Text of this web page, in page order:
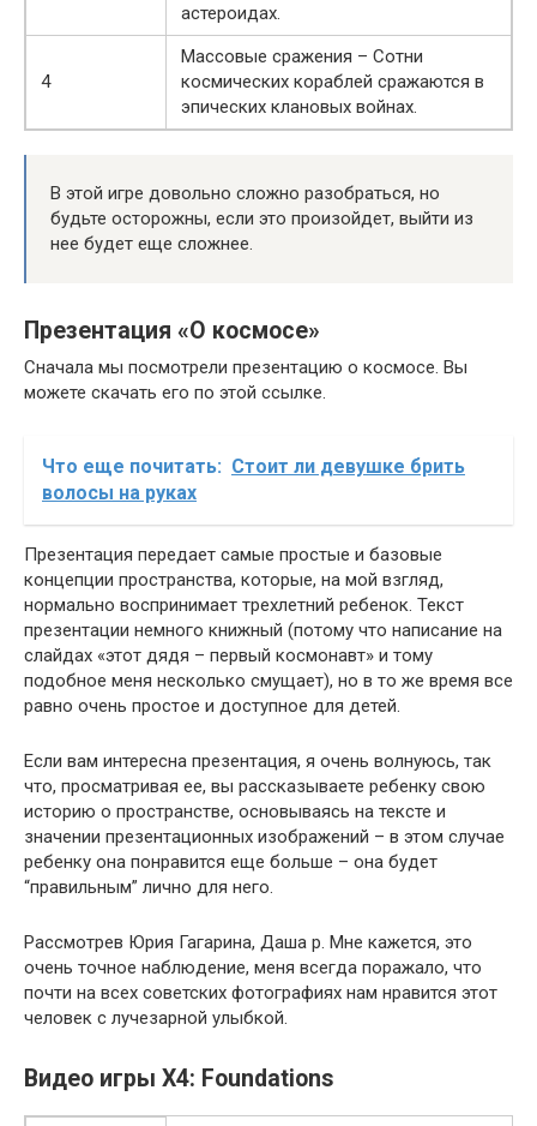
астероидах.
4
Массовые сражения – Сотни
космических кораблей сражаются в
эпических клановых войнах.
В этой игре довольно сложно разобраться, но
будьте осторожны, если это произойдет, выйти из
нее будет еще сложнее.
Презентация «О космосе»
Сначала мы посмотрели презентацию о космосе. Вы
можете скачать его по этой ссылке.
Что еще почитать: Стоит ли девушке брить
волосы на руках
Презентация передает самые простые и базовые
концепции пространства, которые, на мой взгляд,
нормально воспринимает трехлетний ребенок. Текст
презентации немного книжный (потому что написание на
слайдах «этот дядя – первый космонавт» и тому
подобное меня несколько смущает), но в то же время все
равно очень простое и доступное для детей.
Если вам интересна презентация, я очень волнуюсь, так
что, просматривая ее, вы рассказываете ребенку свою
историю о пространстве, основываясь на тексте и
значении презентационных изображений – в этом случае
ребенку она понравится еще больше – она будет
“правильным” лично для него.
Рассмотрев Юрия Гагарина, Даша р. Мне кажется, это
очень точное наблюдение, меня всегда поражало, что
почти на всех советских фотографиях нам нравится этот
человек с лучезарной улыбкой.
Видео игры X4: Foundations